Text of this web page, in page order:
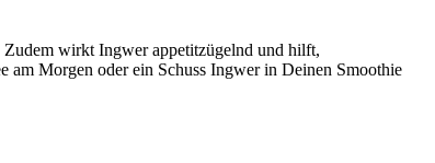
Zudem wirkt Ingwer appetitzügelnd und hilft,
am Morgen oder ein Schuss Ingwer in Deinen Smoothie